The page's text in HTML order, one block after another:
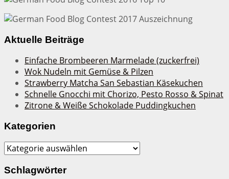
Aktuelle Beiträge
Einfache Brombeeren Marmelade (zuckerfrei)
Wok Nudeln mit Gemüse & Pilzen
Strawberry Matcha San Sebastian Käsekuchen
Schnelle Gnocchi mit Chorizo, Pesto Rosso & Spinat
Zitrone & Weiße Schokolade Puddingkuchen
Kategorien
Kategorien
Schlagwörter